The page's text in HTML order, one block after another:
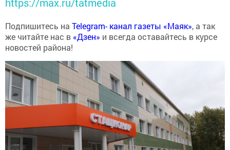
Подпишитесь на Telegram- канал газеты «Маяк», а так
же читайте нас в «Дзен» и всегда оставайтесь в курсе
новостей района!